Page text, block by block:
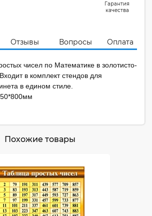
Гарантия
качества
Отзывы Вопросы Оплата
чисел по Математике в золотисто-
в комплект стендов для
в едином стиле.
Похожие товары